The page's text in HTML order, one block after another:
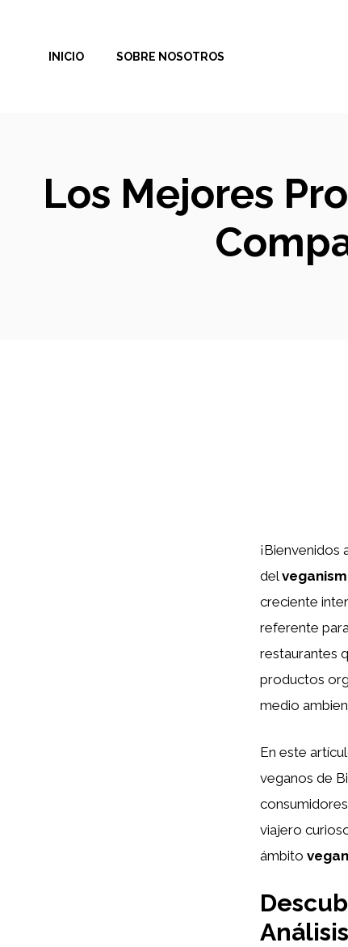
contenidoINICIO SOBRE NOSOTROS
Los Mejores
¡Bienvenidos
del
creciente
referente
restaurantes
productos
medio
En este
veganos de
viajero
ámbito vegan